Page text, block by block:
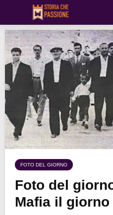
FOTO DEL GIORNO
Foto del
Mafia il